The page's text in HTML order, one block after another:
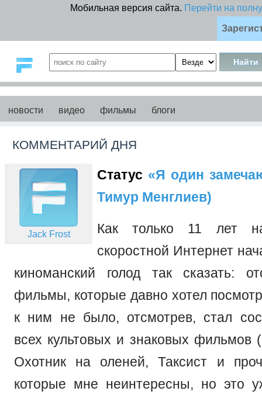
Мобильная версия сайта. Перейти на
новости видео фильмы блоги
КОММЕНТАРИЙ ДНЯ
Jack Frost
Статус «Я один
Тимур Менглиев)
Как только 11 лет
скоростной Интернет
киноманский голод так сказать:
фильмы, которые давно хотел
к ним не было, отсмотрев, стал
всех культовых и знаковых фильмов
Охотник на оленей, Таксист и
которые мне неинтересны, но это